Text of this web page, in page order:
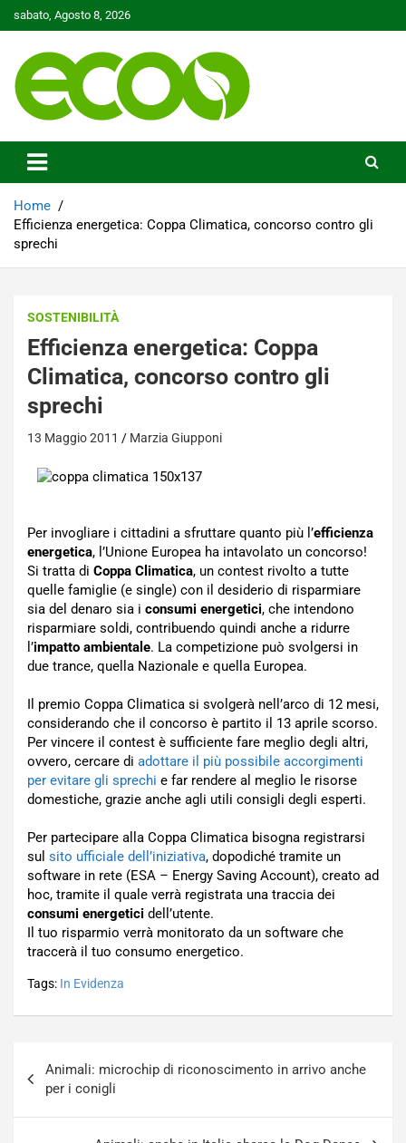
to
sabato, Agosto 8, 2026
Ecoo.it
Home
Efficienza energetica: Coppa Climatica, concorso contro gli
sprechi
SOSTENIBILITÀ
Efficienza energetica: Coppa
Climatica, concorso contro gli
sprechi
13 Maggio 2011 Marzia Giupponi
Per invogliare i cittadini a sfruttare quanto più l’efficienza
energetica, l’Unione Europea ha intavolato un concorso!
Si tratta di Coppa Climatica, un contest rivolto a tutte
quelle famiglie (e single) con il desiderio di risparmiare
sia del denaro sia i consumi energetici, che intendono
risparmiare soldi, contribuendo quindi anche a ridurre
l’impatto ambientale. La competizione può svolgersi in
due trance, quella Nazionale e quella Europea.
Il premio Coppa Climatica si svolgerà nell’arco di 12 mesi,
considerando che il concorso è partito il 13 aprile scorso.
Per vincere il contest è sufficiente fare meglio degli altri,
ovvero, cercare di adottare il più possibile accorgimenti
per evitare gli sprechi e far rendere al meglio le risorse
domestiche, grazie anche agli utili consigli degli esperti.
Per partecipare alla Coppa Climatica bisogna registrarsi
sul sito ufficiale dell’iniziativa, dopodiché tramite un
software in rete (ESA – Energy Saving Account), creato ad
hoc, tramite il quale verrà registrata una traccia dei
consumi energetici dell’utente.
Il tuo risparmio verrà monitorato da un software che
traccerà il tuo consumo energetico.
Tags: In Evidenza
articoli
Animali: microchip di riconoscimento in arrivo anche
per i conigli